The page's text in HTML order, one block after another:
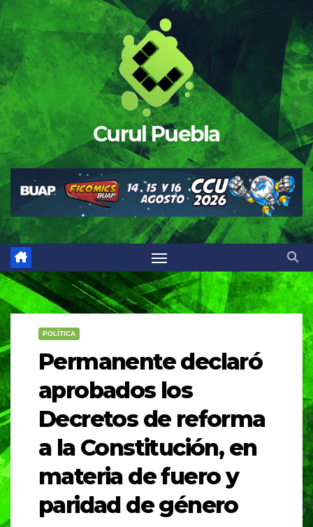
Saltar
al
contenido
Curul Puebla
POLÍTICA
Permanente declaró
aprobados los
Decretos de reforma
a la Constitución, en
materia de fuero y
paridad de género